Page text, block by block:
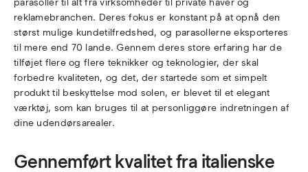
parasoller til alt fra virksomheder til private haver og
reklamebranchen. Deres fokus er konstant på at opnå den
størst mulige kundetilfredshed, og parasollerne eksporteres
til mere end 70 lande. Gennem deres store erfaring har de
tilføjet flere og flere teknikker og teknologier, der skal
forbedre kvaliteten, og det, der startede som et simpelt
produkt til beskyttelse mod solen, er blevet til et elegant
værktøj, som kan bruges til at personliggøre indretningen af
dine udendørsarealer.
Gennemført kvalitet fra italienske